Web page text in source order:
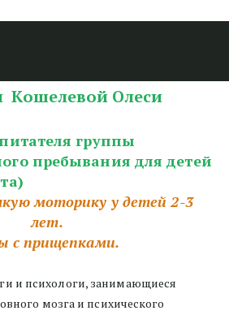
Кошелевой Олеси
группы
пребывания для детей
моторику у детей 2-3
лет.
с прищепками.
и психологи, занимающиеся
мозга и психического